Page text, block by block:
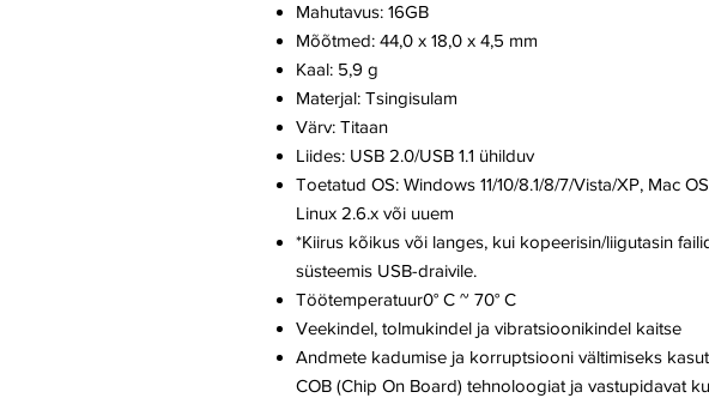
Mahutavus: 16GB
Mõõtmed: 44,0 x 18,0 x 4,5 mm
Kaal: 5,9 g
Materjal: Tsingisulam
Värv: Titaan
Liides: USB 2.0/USB 1.1 ühilduv
Toetatud OS: Windows 11/10/8.1/8/7/Vista/XP, Mac
Linux 2.6.x või uuem
*Kiirus kõikus või langes, kui kopeerisin/liigutasin
süsteemis USB-draivile.
Töötemperatuur0° C ~ 70° C
Veekindel, tolmukindel ja vibratsioonikindel kaitse
Andmete kadumise ja korruptsiooni vältimiseks
COB (Chip On Board) tehnoloogiat ja vastupidavat